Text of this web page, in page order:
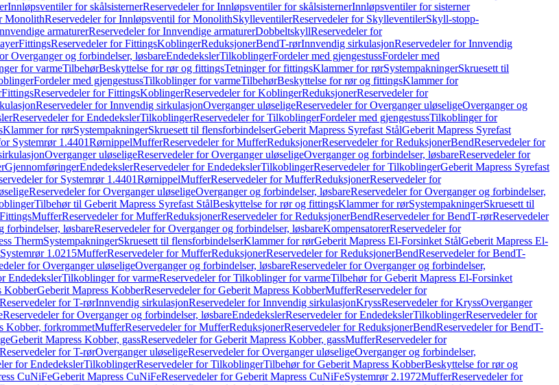
Innløpsventiler for skålsisternerReservedeler for Innløpsventiler for skålsisternerInnløpsventiler for sisterner
MonolithReservedeler for Innløpsventil for MonolithSkylleventilerReservedeler for SkylleventilerSkyll-stopp-
armaturerReservedeler for Innvendige armaturerDobbeltskyllReservedeler for
FittingsReservedeler for FittingsKoblingerReduksjonerBendT-rørInnvendig sirkulasjonReservedeler for Innvendig
Overganger og forbindelser, løsbareEndedekslerTilkoblingerFordeler med gjengestussFordeler med
for varmeTilbehørBeskyttelse for rør og fittingsTetninger for fittingsKlammer for rørSystempakningerSkruesett til
Fordeler med gjengestussTilkoblinger for varmeTilbehørBeskyttelse for rør og fittingsKlammer for
FittingsReservedeler for FittingsKoblingerReservedeler for KoblingerReduksjonerReservedeler for
Reservedeler for Innvendig sirkulasjonOverganger uløseligeReservedeler for Overganger uløseligeOverganger og
Reservedeler for EndedekslerTilkoblingerReservedeler for TilkoblingerFordeler med gjengestussTilkoblinger for
Klammer for rørSystempakningerSkruesett til flensforbindelserGeberit Mapress Syrefast StålGeberit Mapress Syrefast
Systemrør 1.4401RørnippelMufferReservedeler for MufferReduksjonerReservedeler for ReduksjonerBendReservedeler for
Overganger uløseligeReservedeler for Overganger uløseligeOverganger og forbindelser, løsbareReservedeler for
GjennomføringerEndedekslerReservedeler for EndedekslerTilkoblingerReservedeler for TilkoblingerGeberit Mapress Syrefast
for Systemrør 1.4401RørnippelMufferReservedeler for MufferReduksjonerReservedeler for
Reservedeler for Overganger uløseligeOverganger og forbindelser, løsbareReservedeler for Overganger og forbindelser,
Tilbehør til Geberit Mapress Syrefast StålBeskyttelse for rør og fittingsKlammer for rørSystempakningerSkruesett til
MufferReservedeler for MufferReduksjonerReservedeler for ReduksjonerBendReservedeler for BendT-rørReservedeler
forbindelser, løsbareReservedeler for Overganger og forbindelser, løsbareKompensatorerReservedeler for
ThermSystempakningerSkruesett til flensforbindelserKlammer for rørGeberit Mapress El-Forsinket StålGeberit Mapress El-
Systemrør 1.0215MufferReservedeler for MufferReduksjonerReservedeler for ReduksjonerBendReservedeler for BendT-
for Overganger uløseligeOverganger og forbindelser, løsbareReservedeler for Overganger og forbindelser,
EndedekslerTilkoblinger for varmeReservedeler for Tilkoblinger for varmeTilbehør for Geberit Mapress El-Forsinket
KobberGeberit Mapress KobberReservedeler for Geberit Mapress KobberMufferReservedeler for
Reservedeler for T-rørInnvendig sirkulasjonReservedeler for Innvendig sirkulasjonKryssReservedeler for KryssOverganger
Reservedeler for Overganger og forbindelser, løsbareEndedekslerReservedeler for EndedekslerTilkoblingerReservedeler for
Kobber, forkrommetMufferReservedeler for MufferReduksjonerReservedeler for ReduksjonerBendReservedeler for BendT-
Geberit Mapress Kobber, gassReservedeler for Geberit Mapress Kobber, gassMufferReservedeler for
Reservedeler for T-rørOverganger uløseligeReservedeler for Overganger uløseligeOverganger og forbindelser,
for EndedekslerTilkoblingerReservedeler for TilkoblingerTilbehør for Geberit Mapress KobberBeskyttelse for rør og
CuNiFeGeberit Mapress CuNiFeReservedeler for Geberit Mapress CuNiFeSystemrør 2.1972MufferReservedeler for